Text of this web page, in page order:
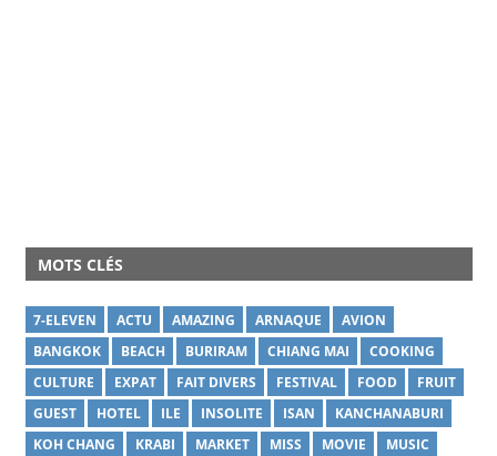
MOTS CLÉS
7-ELEVEN ACTU AMAZING ARNAQUE
AVION
BANGKOK
BEACH BURIRAM CHIANG MAI
COOKING
CULTURE
EXPAT FAIT DIVERS FESTIVAL FOOD
FRUIT
GUEST
HOTEL ILE INSOLITE ISAN
KANCHANABURI
KOH CHANG
KRABI MARKET MISS MOVIE
MUSIC